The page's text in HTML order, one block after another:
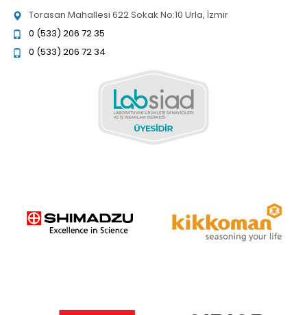
Torasan Mahallesi 622 Sokak No:10 Urla, İzmir
0 (533) 206 72 35
0 (533) 206 72 34